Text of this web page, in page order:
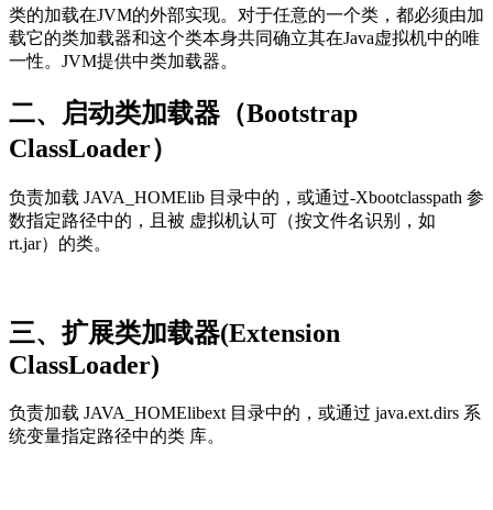
类的加载在JVM的外部实现。对于任意的一个类，都必须由加
载它的类加载器和这个类本身共同确立其在Java虚拟机中的唯
一性。JVM提供中类加载器。
二、启动类加载器（Bootstrap
ClassLoader）
负责加载 JAVA_HOMElib 目录中的，或通过-Xbootclasspath 参
数指定路径中的，且被 虚拟机认可（按文件名识别，如
rt.jar）的类。
三、扩展类加载器(Extension
ClassLoader)
负责加载 JAVA_HOMElibext 目录中的，或通过 java.ext.dirs 系
统变量指定路径中的类 库。